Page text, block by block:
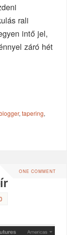
rali
intő jel,
záró hét
,tapering,
ONE COMMENT